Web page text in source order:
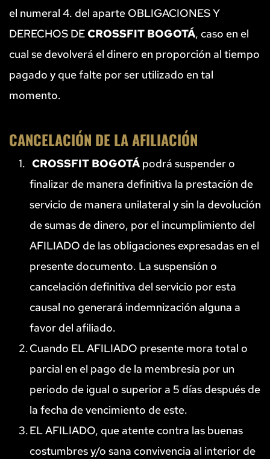
el numeral 4. del aparte OBLIGACIONES Y
DERECHOS DE CROSSFIT BOGOTÁ, caso en el
cual se devolverá el dinero en proporción al tiempo
pagado y que falte por ser utilizado en tal
momento.
CANCELACIÓN DE LA AFILIACIÓN
CROSSFIT BOGOTÁ podrá suspender o
finalizar de manera definitiva la prestación de
servicio de manera unilateral y sin la devolución
de sumas de dinero, por el incumplimiento del
AFILIADO de las obligaciones expresadas en el
presente documento. La suspensión o
cancelación definitiva del servicio por esta
causal no generará indemnización alguna a
favor del afiliado.
Cuando EL AFILIADO presente mora total o
parcial en el pago de la membresía por un
periodo de igual o superior a 5 días después de
la fecha de vencimiento de este.
EL AFILIADO, que atente contra las buenas
costumbres y/o sana convivencia al interior de